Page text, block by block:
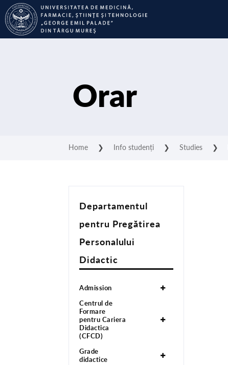
Orar
Home ❯ Info studenți ❯ Studies ❯
Departamentul
pentru Pregătirea
Personalului
Didactic
Admission
Centrul de
Formare
pentru Cariera
Didactica
(CFCD)
Grade
didactice